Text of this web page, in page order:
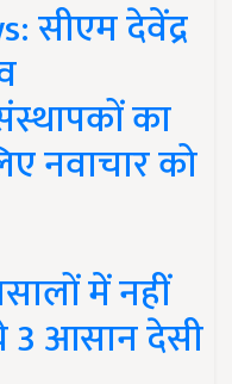
सीएम देवेंद्र
का
नवाचार को
में नहीं
3 आसान देसी